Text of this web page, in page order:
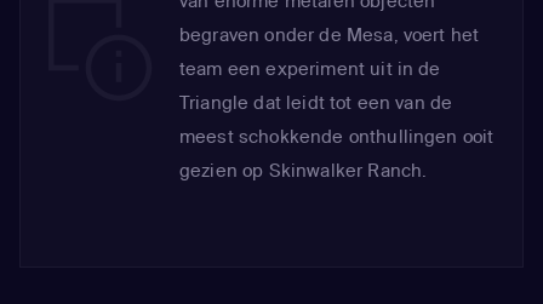
begraven onder de Mesa, voert het
team een experiment uit in de
Triangle dat leidt tot een van de
meest schokkende onthullingen ooit
gezien op Skinwalker Ranch.